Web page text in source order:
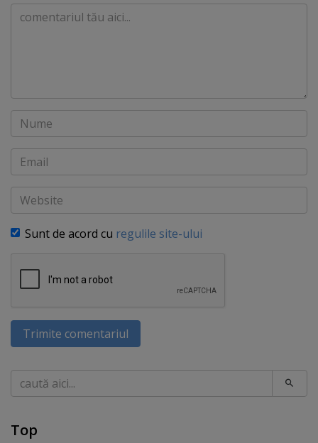
Comentariu
Nume
Email
Website
Sunt de acord cu regulile site-ului
Trimite comentariul
Caută
Top